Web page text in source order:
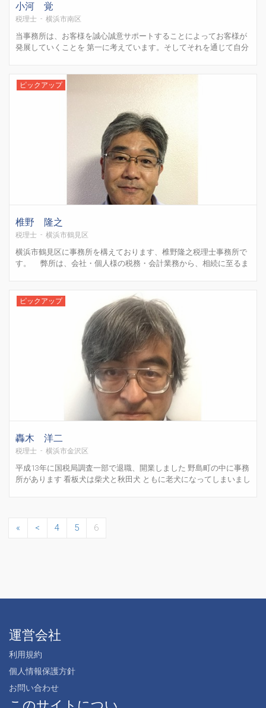
小河 覚
税理士 - 横浜市南区
当事務所は、お客様を誠心誠意サポートすることによってお客様が
発展していくことを 第一に考えています。そしてそれを通じて自分
に全力でお客様のご支援をさせていただきます。 また当事務所...
ピックアップ
椎野 隆之
税理士 - 横浜市鶴見区
横浜市鶴見区に事務所を構えております、椎野隆之税理士事務所で
す。 弊所は、会社・個人様の税務・会計業務から、相続に至るま
談下さい。
ピックアップ
轟木 洋二
税理士 - 横浜市金沢区
平成13年に国税局調査一部で退職、開業しました 野島町の中に事務
所があります 看板犬は柴犬と秋田犬 ともに老犬になってしまいまし
« < 4 5 6
運営会社
利用規約
個人情報保護方針
お問い合わせ